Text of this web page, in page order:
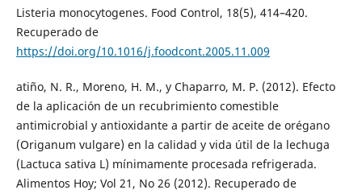
Listeria monocytogenes. Food Control, 18(5), 414–420.
Recuperado de
https://doi.org/10.1016/j.foodcont.2005.11.009
atiño, N. R., Moreno, H. M., y Chaparro, M. P. (2012). Efecto
de la aplicación de un recubrimiento comestible
antimicrobial y antioxidante a partir de aceite de orégano
(Origanum vulgare) en la calidad y vida útil de la lechuga
(Lactuca sativa L) mínimamente procesada refrigerada.
Alimentos Hoy; Vol 21, No 26 (2012). Recuperado de